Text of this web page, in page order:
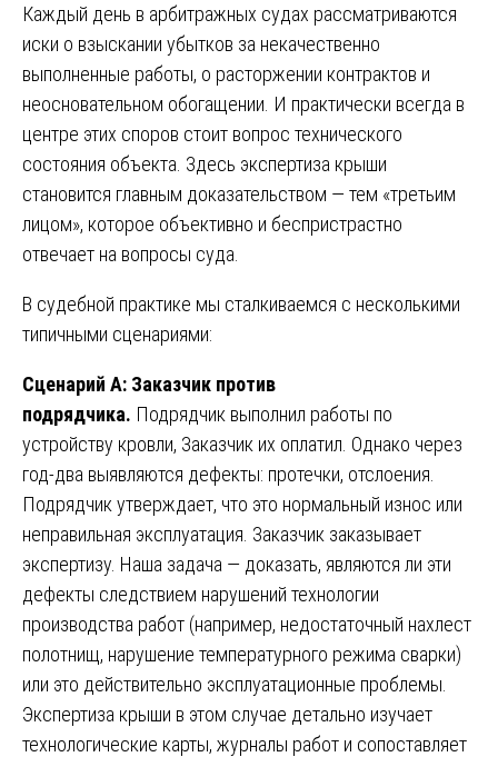
Каждый день в арбитражных судах рассматриваются
иски о взыскании убытков за некачественно
выполненные работы, о расторжении контрактов и
неосновательном обогащении. И практически всегда в
центре этих споров стоит вопрос технического
состояния объекта. Здесь экспертиза крыши
становится главным доказательством — тем «третьим
лицом», которое объективно и беспристрастно
отвечает на вопросы суда.
В судебной практике мы сталкиваемся с несколькими
типичными сценариями:
Сценарий А: Заказчик против
подрядчика. Подрядчик выполнил работы по
устройству кровли, Заказчик их оплатил. Однако через
год-два выявляются дефекты: протечки, отслоения.
Подрядчик утверждает, что это нормальный износ или
неправильная эксплуатация. Заказчик заказывает
экспертизу. Наша задача — доказать, являются ли эти
дефекты следствием нарушений технологии
производства работ (например, недостаточный нахлест
полотнищ, нарушение температурного режима сварки)
или это действительно эксплуатационные проблемы.
Экспертиза крыши в этом случае детально изучает
технологические карты, журналы работ и сопоставляет